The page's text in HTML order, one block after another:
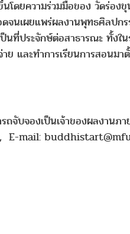
ยความร่วมมือของ วัดร่อง
นเผยแพร่ผลงานพุทธศิลปก
ที่ประจักษ์ต่อสาธารณะ ทั้งใ
ย และทำการเรียนการสอ
จับจองเป็นเจ้าของผลงานภ
E-mail: